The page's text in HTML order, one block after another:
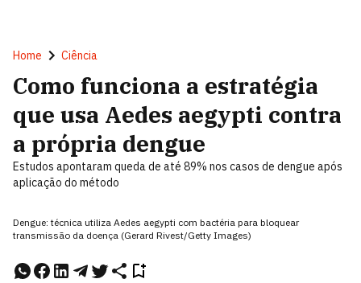
Home Ciência
Como funciona a estratégia
que usa Aedes aegypti contra
a própria dengue
Estudos apontaram queda de até 89% nos casos de dengue após
aplicação do método
Dengue: técnica utiliza Aedes aegypti com bactéria para bloquear
transmissão da doença (Gerard Rivest/Getty Images)